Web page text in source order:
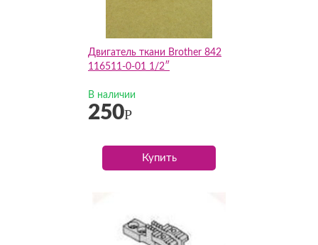
Двигатель ткани Brother 842
116511-0-01 1/2″
В наличии
250Р
Купить